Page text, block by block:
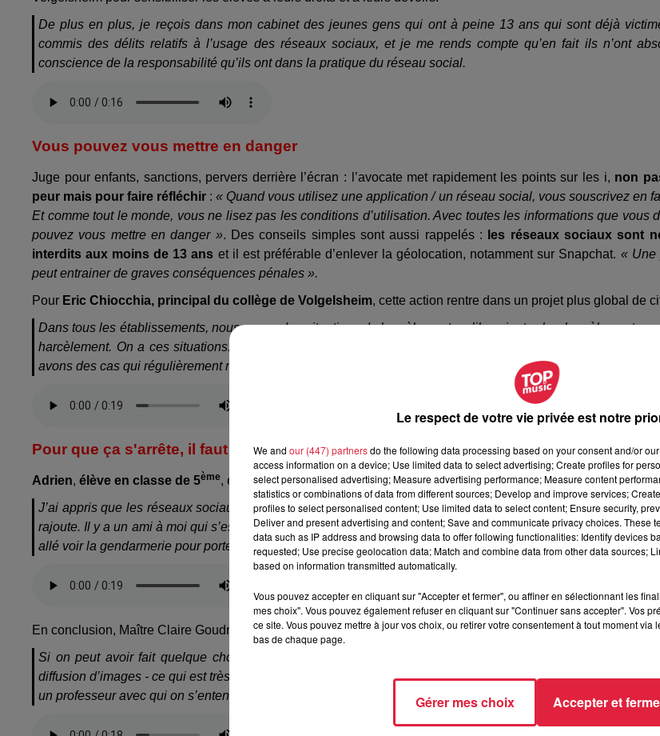
De plus en plus, je reçois dans mon cabinet des jeunes gens qui ont à peine 13 ans qui sont déjà
commis des délits relatifs à l’usage des réseaux sociaux, et je me rends compte qu’en fait ils n’ont
conscience de la responsabilité qu’ils ont dans la pratique du réseau social.
Vous pouvez vous mettre en danger
Juge pour enfants, sanctions, pervers derrière l’écran : l’avocate met rapidement les points sur les i, non
peur mais pour faire réfléchir :« Quand vous utilisez une application / un réseau social, vous souscrivez en
Et comme tout le monde, vous ne lisez pas les conditions d’utilisation. Avec toutes les informations que vous
pouvez vous mettre en danger ». Des conseils simples sont aussi rappelés :
les réseaux sociaux sont
interdits aux moins de 13 ans et il est préférable d’enlever la géolocation, notamment sur Snapchat. « Une
peut entrainer de graves conséquences pénales ».
Pour Eric Chiocchia, principal du collège de Volgelsheim, cette action rentre dans un projet plus global de
Dans tous les établissements, nous avons des situations de harcèlement, qu’ils soient cyber-harcèlement ou
harcèlement. On a ces situations. Elles sont bien sûres pas très développées. On n’a pas de nombreux
avons des cas qui régulièrement nous pourrissent notre établissement. Donc on essaye d’y remédier.
Pour que ça s'arrête, il faut en parler
Adrien, élève en classe de 5ème, est, comme ses camarades, connecté avec ses amis dès la sortie du collège
J’ai appris que les réseaux sociaux sont dangereux et qu’il faut faire attention, surtout faire attention aux
rajoute. Il y a un ami à moi qui s’est fait harcelé. On fait que de l’appeler « le roux ». Il en a eu marre. Il m’en a
allé voir la gendarmerie pour porter plainte.
En conclusion, Maître Claire Goudmand a surtout rappelé quele plus important est de parler à un adulte de
Si on peut avoir fait quelque chose de mal, ou surtout si on a été victime de harcèlement, de captation
diffusion d’images - ce qui est très perturbant quand on a 12-13 ans - il faut en parler. Que ça soit au
un professeur avec qui on s’entend, aux parents : il ne faut pas hésiter à en parler aux adultes.
Le respect de votre vie privée est notre
We and our (447) partnersdo the following data processing based on your consent and/or
access information on a device; Use limited data to select advertising; Create profiles for
select personalised advertising; Measure advertising performance; Measure content
statistics or combinations of data from different sources; Develop and improve services;
profiles to select personalised content; Use limited data to select content; Ensure security,
Deliver and present advertising and content; Save and communicate privacy choices. These
data such as IP address and browsing data to offer following functionalities: Identify devices
requested; Use precise geolocation data; Match and combine data from other data sources;
based on information transmitted automatically.
Vous pouvez accepter en cliquant sur "Accepter et fermer", ou affiner en sélectionnant les
mes choix". Vous pouvez également refuser en cliquant sur "Continuer sans accepter". Vos
ce site. Vous pouvez mettre à jour vos choix, ou retirer votre consentement à tout moment via
bas de chaque page.
Gérer mes choix Accepter et